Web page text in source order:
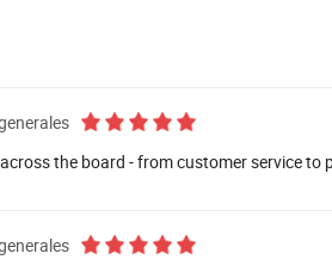
the board - from customer service